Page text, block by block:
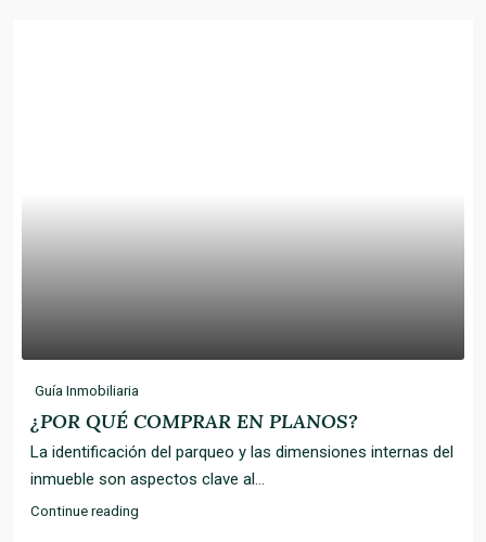
Guía Inmobiliaria
¿POR QUÉ COMPRAR EN PLANOS?
La identificación del parqueo y las dimensiones internas del
inmueble son aspectos clave al...
Continue reading